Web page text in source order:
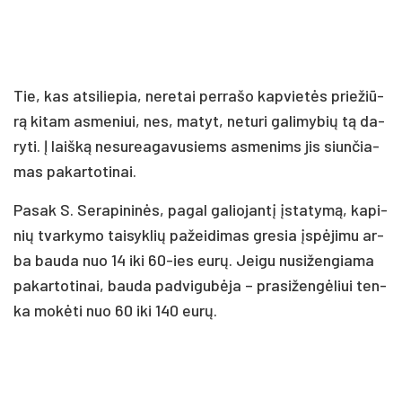
Tie, kas at­si­lie­pia, ne­re­tai per­ra­šo kap­vie­tės prie­žiū­
rą ki­tam as­me­niui, nes, ma­tyt, ne­tu­ri ga­li­my­bių tą da­
ry­ti. Į laiš­ką ne­su­rea­ga­vu­siems as­me­nims jis siun­čia­
mas pa­kar­to­ti­nai.
Pa­sak S. Se­ra­pi­ni­nės, pa­gal ga­lio­jan­tį įsta­ty­mą, ka­pi­
nių tvar­ky­mo tai­syk­lių pa­žei­di­mas gre­sia įspė­ji­mu ar­
ba bau­da nuo 14 iki 60-ies eu­rų. Jei­gu nu­si­žen­gia­ma
pa­kar­to­ti­nai, bau­da pa­dvi­gu­bė­ja – pra­si­žen­gė­liui ten­
ka mo­kė­ti nuo 60 iki 140 eu­rų.